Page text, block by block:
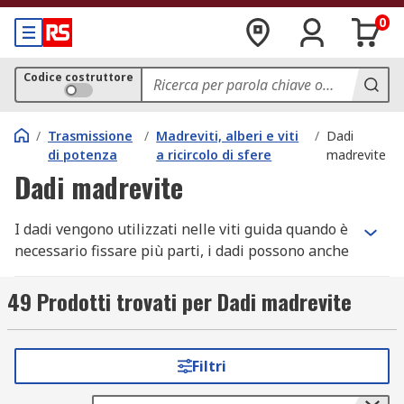
0
Codice costruttore
/ Trasmissione
di potenza
/ Madreviti, alberi e viti
a ricircolo di sfere
/ Dadi
madrevite
Dadi madrevite
I dadi vengono utilizzati nelle viti guida quando è
necessario fissare più parti, i dadi possono anche
a mantenere la vite in posizione in modo sicuro.
Sono disponibili diversi tipi e dimensioni di dadi
per viti di piombo a seconda dello scopo per cui
vengono utilizzati, nonché delle dimensioni e
della forma della vite. I dadi sono comunemente
49 Prodotti trovati per Dadi madrevite
Filtri